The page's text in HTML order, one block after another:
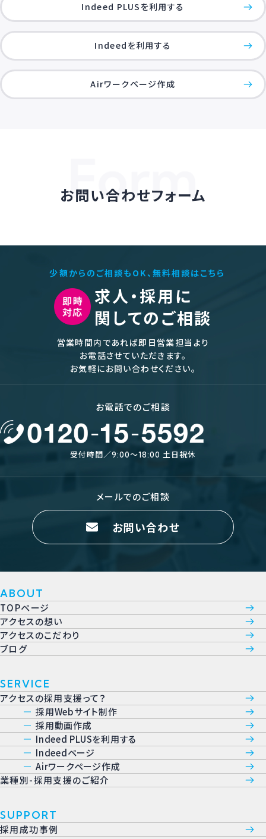
Indeed PLUSを利用する
Indeedを利用する
Airワークページ作成
お問い合わせフォーム
少額からのご相談もOK、無料相談はこちら
求人・採用に
関してのご相談
営業時間内であれば即日営業担当より
お電話させていただきます。
お気軽にお問い合わせください。
お電話でのご相談
受付時間／9:00〜18:00 土日祝休
メールでのご相談
お問い合わせ
ABOUT
TOPページ
アクセスの想い
アクセスのこだわり
ブログ
SERVICE
アクセスの採用支援って？
採用Webサイト制作
採用動画作成
Indeed PLUSを利用する
Indeedページ
Airワークページ作成
業種別-採用支援のご紹介
SUPPORT
採用成功事例